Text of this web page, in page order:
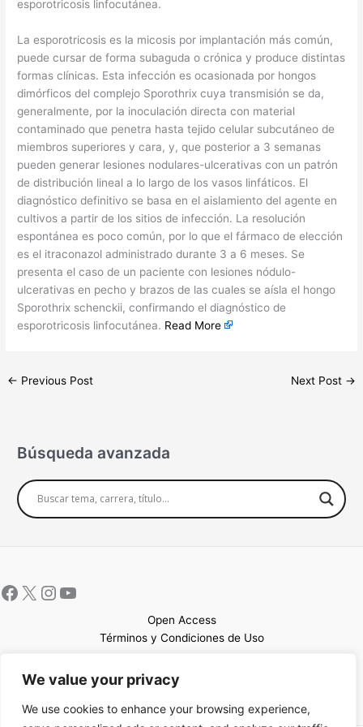
We value your privacy
We use cookies to enhance your browsing experience,
esporotricosis linfocutánea.
​La esporotricosis es la micosis por implantación más común,
puede cursar de forma subaguda o crónica y produce distintas
formas clínicas. Esta infección es ocasionada por hongos
dimórficos del complejo Sporothrix cuya transmisión se da,
generalmente, por la inoculación directa con material
contaminado que penetra hasta tejido celular subcutáneo de
miembros superiores y cara, y, que posterior a 3 semanas
pueden generar lesiones nodulares-ulcerativas con un patrón
de distribución lineal a lo largo de los vasos linfáticos. El
diagnóstico definitivo se basa en el aislamiento del agente en
cultivos a partir de los sitios de infección. La resolución
espontánea es poco común, por lo que el fármaco de elección
es el itraconazol administrado durante 3 a 6 meses. Se
presenta el caso de un paciente con lesiones nódulo-
ulcerativas en pecho y brazos de las cuales se aísla el hongo
Sporothrix schenckii, confirmando el diagnóstico de
esporotricosis linfocutánea. Read More
← Previous Post Next Post →
Búsqueda avanzada
Open Access
Términos y Condiciones de Uso